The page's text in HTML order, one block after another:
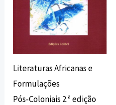
Literaturas Africanas e
Formulações
Pós‑Coloniais 2.ª edição